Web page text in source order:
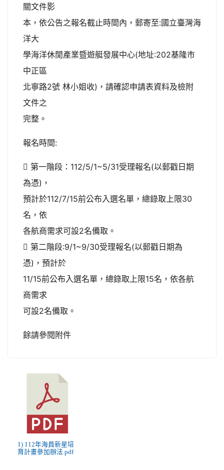
關文件影
本，依公告之報名截止時間內，郵寄至:國立臺灣海
洋大
學海洋休閒產業暨遊艇發展中心(地址:202基隆市
中正區
北寧路2號 林小姐收)，請確認申請表資料及檢附
文件之
完整。
報名時間:
 第一階段：112/5/1~5/31受理報名(以郵戳日期
為憑)，
預計於112/7/15前公布入選名單，總錄取上限30
名，依
各航商需求可設2名備取。
 第二階段:9/1~9/30受理報名(以郵戳日期為
憑)，預計於
11/15前公布入選名單，總錄取上限15名，依各航
商需求
可設2名備取。
餘請參閱附件
1) 112年海員新星培
育計畫參加辦法.pdf